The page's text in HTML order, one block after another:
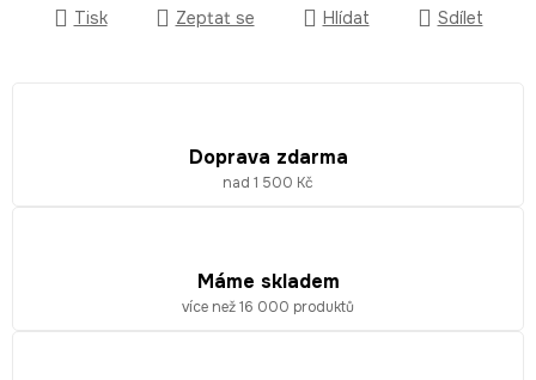
Tisk Zeptat se Hlídat Sdílet
Doprava zdarma
nad 1 500 Kč
Máme skladem
více než 16 000 produktů